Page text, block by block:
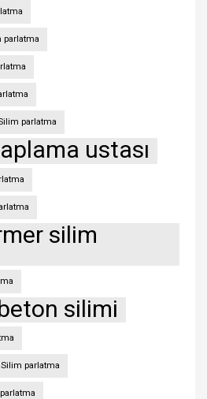
parlatma
parlatma
ustası
silim
silimi
parlatma